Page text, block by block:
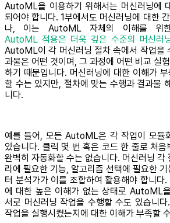
AutoML을 이용하기 위해서는 머신러닝에
되어야 합니다. 1부에서도 머신러닝에 대한
나, 이는 AutoML 자체의 이해를 위
AutoML 적용은 더욱 깊은 수준의 머신러
AutoML이 각 머신러닝 절차 속에서 작업을
과물은 어떤 것이며, 그 과정에 어떤 비교 실
하기 때문입니다. 머신러닝에 대한 이해가
할 수는 있지만, 절차에 맞는 수행과 결과물
니다.
예를 들어, 모든 AutoML은 각 작업이 모듈
있습니다. 클릭 몇 번 혹은 코드 한 줄로 처
완벽히 자동화할 수는 없습니다. 머신러닝 각
리에 필요한 기능, 알고리즘 선택에 필요한 기
터 분석가가 이를 조합하여 활용해야 합니다
에 대한 높은 이해가 없는 상태로 AutoML
서로 머신러닝 작업을 수행할 수도 있습니
작업을 실행시켰는지에 대한 이해가 부족할